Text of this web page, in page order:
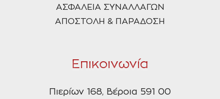
ΑΣΦΑΛΕΙΑ ΣΥΝΑΛΛΑΓΩΝ
ΑΠΟΣΤΟΛΗ & ΠΑΡΑΔΟΣΗ
Επικοινωνία
Πιερίων 168, Βέροια 591 00